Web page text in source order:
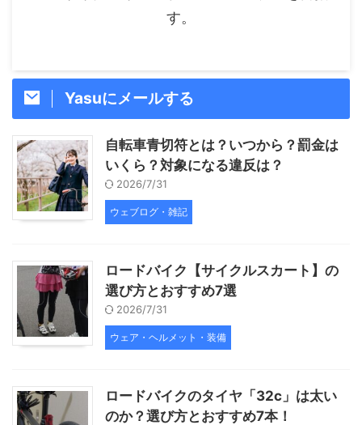
す。
Yasuにメールする
自転車青切符とは？いつから？罰金は
いくら？対象になる違反は？
2026/7/31
ウェブログ・雑記
ロードバイク【サイクルスカート】の
選び方とおすすめ7選
2026/7/31
ウェア・ヘルメット・装備
ロードバイクのタイヤ「32c」は太い
のか？選び方とおすすめ7本！